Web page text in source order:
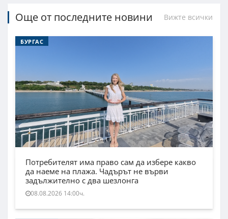
Още от последните новини Вижте всички
БУРГАС
Потребителят има право сам да избере какво
да наеме на плажа. Чадърът не върви
задължително с два шезлонга
08.08.2026 14:00ч.